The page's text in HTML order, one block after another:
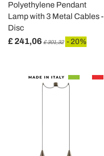
Polyethylene Pendant
Lamp with 3 Metal Cables -
Disc
£ 241,06 £ 301,32 - 20%